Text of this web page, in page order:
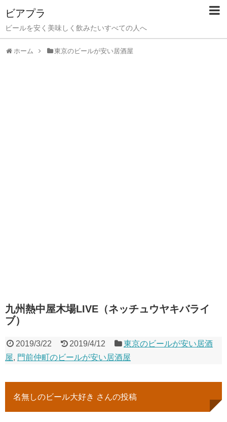
ビアプラ
ビールを安く美味しく飲みたいすべての人へ
ホーム 東京のビールが安い居酒屋
九州熱中屋木場LIVE（ネッチュウヤキバライ
ブ）
2019/3/22 2019/4/12
東京のビールが安い居酒
屋, 門前仲町のビールが安い居酒屋
名無しのビール大好き さんの投稿